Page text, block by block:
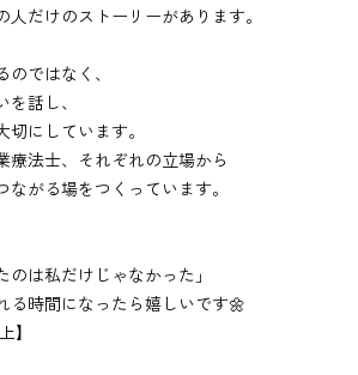
人だけのストーリーがあります。
ではなく、
話し、
にしています。
療法士、それぞれの立場から
がる場をつくっています。
のは私だけじゃなかった」
る時間になったら嬉しいです🌼
】